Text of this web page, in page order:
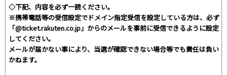
◇下記、内容を必ず一読ください。
※携帯電話等の受信設定でドメイン指定受信を設定している方は、必ず
「@ticket.rakuten.co.jp」からのメールを事前に受信できるように設定
してください。
メールが届かない事により、当選が確認できない場合等でも責任は負い
かねます。